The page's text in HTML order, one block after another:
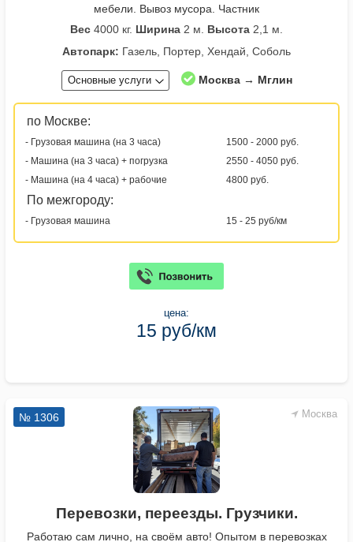
мебели. Вывоз мусора. Частник
Вес 4000 кг. Ширина 2 м. Высота 2,1 м.
Автопарк: Газель, Портер, Хендай, Соболь
Основные услуги Москва → Мглин
по Москве:
- Грузовая машина (на 3 часа)
1500 - 2000 руб.
- Машина (на 3 часа) + погрузка
2550 - 4050 руб.
- Машина (на 4 часа) + рабочие
4800 руб.
По межгороду:
- Грузовая машина 15 - 25 руб/км
цена:
15 руб/км
Москва
№ 1306
Перевозки, переезды. Грузчики.
Работаю сам лично, на своём авто! Опытом в перевозках